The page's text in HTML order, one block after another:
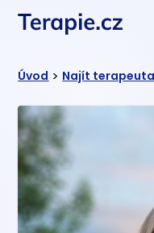
Úvod > Najít terapeuta